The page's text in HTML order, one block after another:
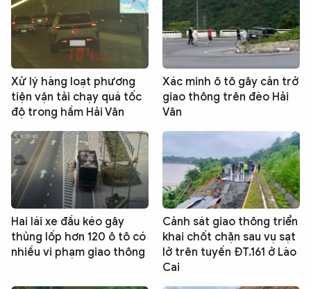
Xử lý hàng loạt phương
tiện vận tải chạy quá tốc
độ trong hầm Hải Vân
Xác minh ô tô gây cản trở
giao thông trên đèo Hải
Vân
Hai lái xe đầu kéo gây
thủng lốp hơn 120 ô tô có
nhiều vi phạm giao thông
Cảnh sát giao thông triển
khai chốt chặn sau vụ sạt
lở trên tuyến ĐT.161 ở Lào
Cai